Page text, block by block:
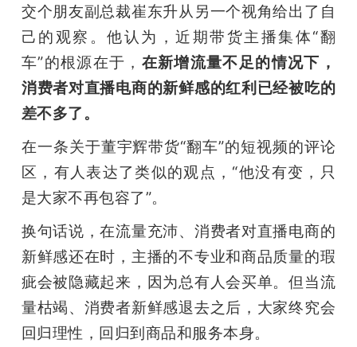
交个朋友副总裁崔东升从另一个视角给出了自
己的观察。他认为，近期带货主播集体“翻
车”的根源在于， 在新增流量不足的情况下，
消费者对直播电商的新鲜感的红利已经被吃的
差不多了。
在一条关于董宇辉带货“翻车”的短视频的评论
区，有人表达了类似的观点，“他没有变，只
是大家不再包容了”。
换句话说，在流量充沛、消费者对直播电商的
新鲜感还在时，主播的不专业和商品质量的瑕
疵会被隐藏起来，因为总有人会买单。但当流
量枯竭、消费者新鲜感退去之后，大家终究会
回归理性，回归到商品和服务本身。